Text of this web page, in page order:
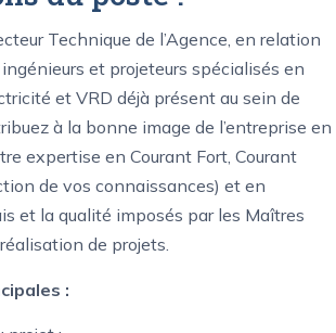
Technique de l’Agence, en relation
et projeteurs spécialisés en
et VRD déjà présent au sein de
à la bonne image de l’entreprise en
expertise en Courant Fort, Courant
de vos connaissances) et en
et la qualité imposés par les Maîtres
de projets.
: